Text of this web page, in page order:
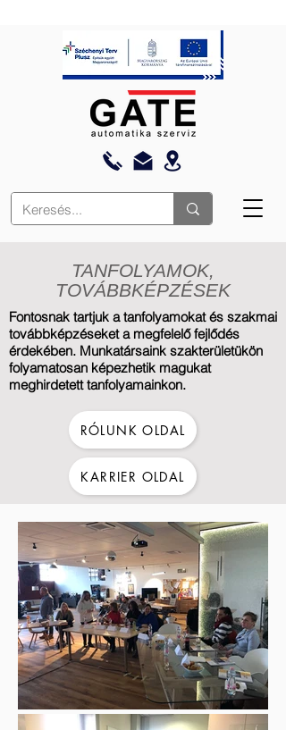
TANFOLYAMOK,
TOVÁBBKÉPZÉSEK
Fontosnak tartjuk a tanfolyamokat és szakmai
továbbképzéseket a megfelelő fejlődés
érdekében. Munkatársaink szakterületükön
folyamatosan képezhetik magukat
meghirdetett tanfolyamainkon.
RÓLUNK OLDAL
KARRIER OLDAL